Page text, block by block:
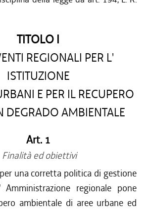
TITOLO I
REGIONALI PER L'
ISTITUZIONE
E PER IL RECUPERO
DEGRADO AMBIENTALE
Art. 1
Finalità ed obiettivi
una corretta politica di gestione
regionale pone
ambientale di aree urbane ed